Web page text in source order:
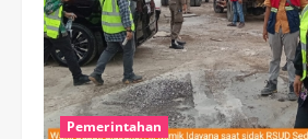
Pemerintahan